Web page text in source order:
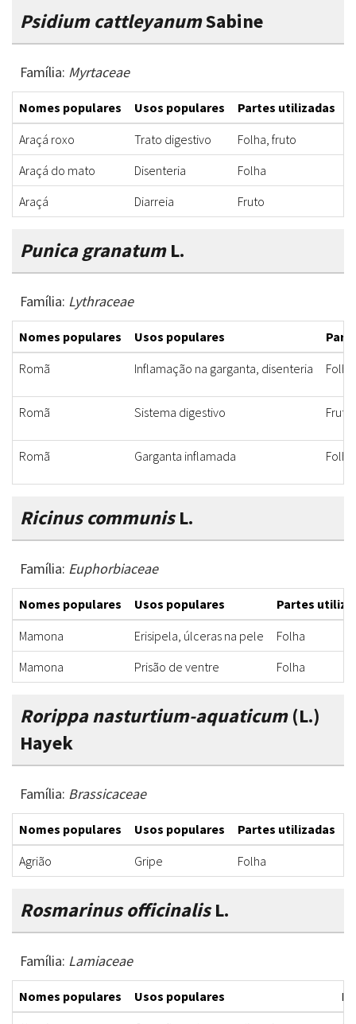
Psidium cattleyanumSabine
Família: Myrtaceae
Nomes populares Usos populares Partes utilizadas
Araçá roxo
Trato digestivo Folha, fruto
Araçá do mato
Disenteria Folha
Araçá
Diarreia Fruto
Punica granatumL.
Família: Lythraceae
Nomes populares Usos populares
Romã
Inflamação na garganta, disenteria
Romã Sistema digestivo Fruto
Romã Garganta inflamada
Ricinus communisL.
Família: Euphorbiaceae
Nomes populares Usos populares
Partes
Mamona
Erisipela, úlceras na pele
Folha
Mamona
Prisão de ventre Folha
Rorippa nasturtium-aquaticum(L.)
Hayek
Família: Brassicaceae
Nomes populares Usos populares Partes utilizadas
Agrião
Gripe Folha
Rosmarinus officinalisL.
Família: Lamiaceae
Nomes populares Usos populares